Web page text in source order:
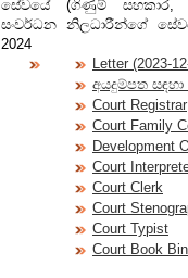
සේවයේ (ගිණුම් සහකාර,
සංවර්ධන නිලධාරීන්ගේ
2024
Letter (2023-
අයදුම්පත
Court Registrar
Court Family
Development
Court
Court Clerk
Court
Court Typist
Court Book